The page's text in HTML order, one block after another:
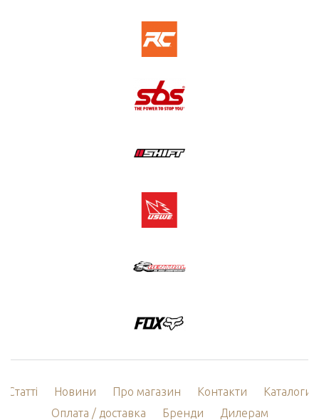
Статті Новини Про магазин Контакти
Каталоги
Оплата / доставка
Бренди Дилерам